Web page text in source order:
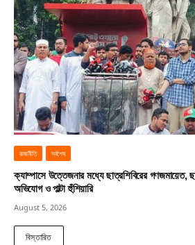
রাজনীতি সর্বশেষ
ক্যাম্পাসে উত্তেজনার মধ্যে ছাত্রশিবিরের গণজমায়েত,
অভিযোগ ও পাল্টা হুঁশিয়ারি
August 5, 2026
বিস্তারিত